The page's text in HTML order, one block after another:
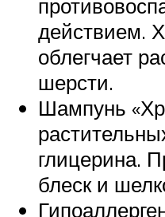
действием.
облегчает
шерсти.
Шампунь
глицерина.
блеск и